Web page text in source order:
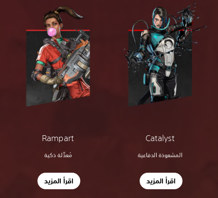
Rampart
مُعدِّلة ذكية
اقرأ المزيد
Catalyst
المشعوذة الدفاعية
اقرأ المزيد